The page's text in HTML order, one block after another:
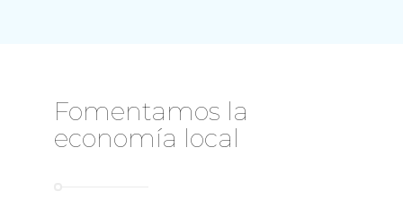
Fomentamos la
economía local